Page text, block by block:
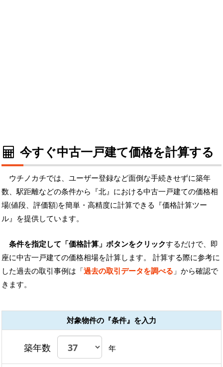
今すぐ中古一戸建て価格を計算する
ウチノカチでは、ユーザー登録など面倒な手続きせずに築年
数、駅距離などの条件から『北』における中古一戸建ての価格相
場(値段、評価額)を簡単・高精度に計算できる『価格計算ツー
ル』を提供しています。
条件を指定して「価格計算」ボタンをクリックするだけで、即
座に中古一戸建ての価格相場を計算します。 計算する際に参考に
した過去の取引事例は「過去の取引データを調べる 」から確認で
きます。
対象物件の『条件』を入力
築年数 年